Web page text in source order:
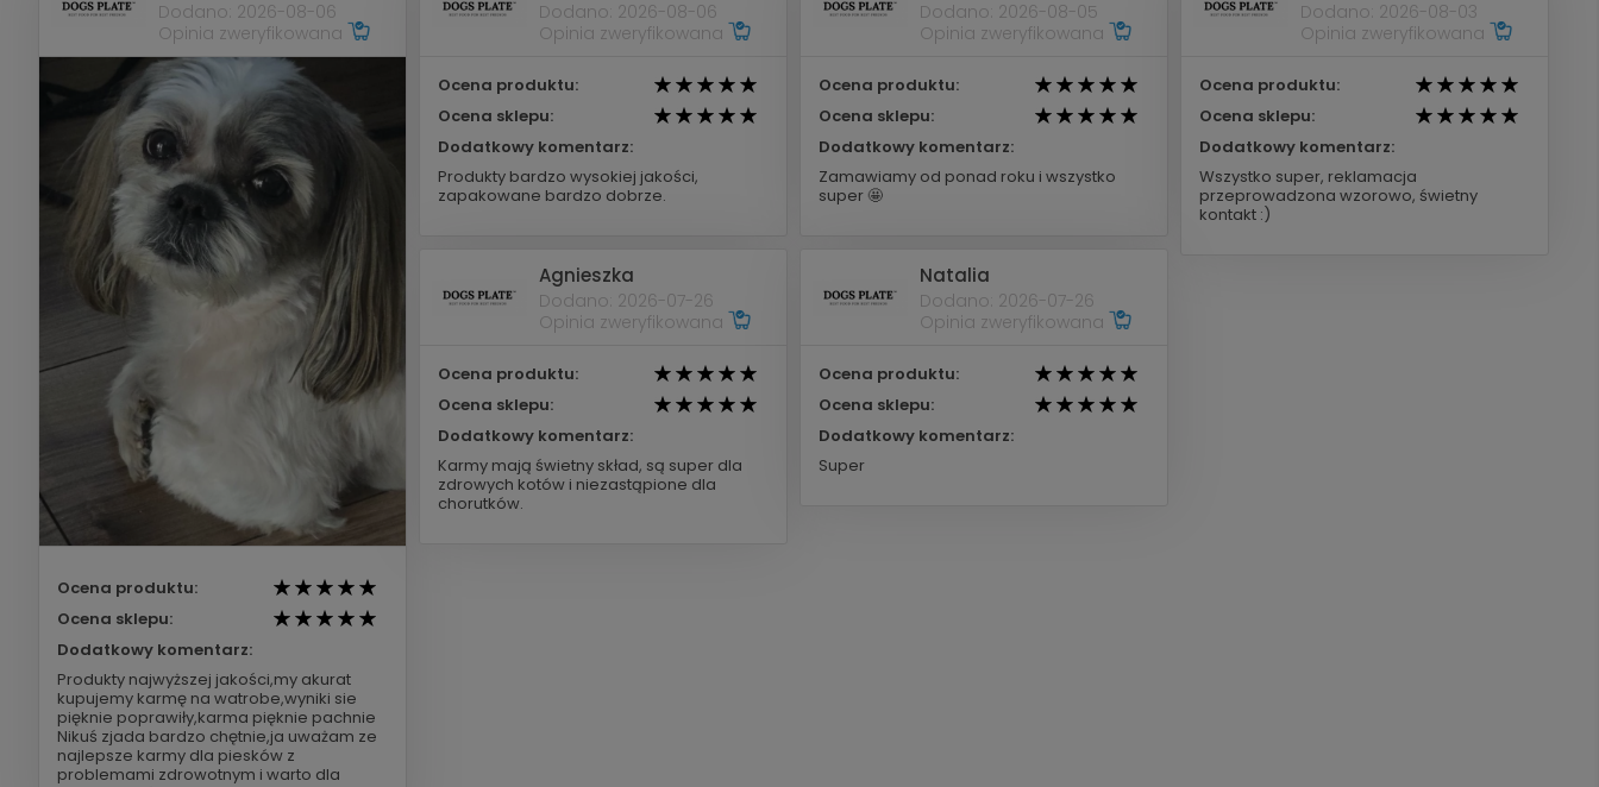
Dodano: 2026-08-06
Opinia zweryfikowana
Ocena produktu:
Ocena sklepu:
Dodatkowy komentarz:
Produkty najwyższej jakości,my akurat
kupujemy karmę na watrobe,wyniki sie
pięknie poprawiły,karma pięknie pachnie
Nikuś zjada bardzo chętnie,ja uważam ze
najlepsze karmy dla piesków z
problemami zdrowotnym i warto dla
Dodano: 2026-08-06
Opinia zweryfikowana
Ocena produktu:
Ocena sklepu:
Dodatkowy komentarz:
Produkty bardzo wysokiej jakości,
zapakowane bardzo dobrze.
Dodano: 2026-08-05
Opinia zweryfikowana
Ocena produktu:
Ocena sklepu:
Dodatkowy komentarz:
Zamawiamy od ponad roku i wszystko
super 🤩
Dodano: 2026-08-03
Opinia zweryfikowana
Ocena produktu:
Ocena sklepu:
Dodatkowy komentarz:
Wszystko super, reklamacja
przeprowadzona wzorowo, świetny
kontakt :)
Agnieszka
Dodano: 2026-07-26
Opinia zweryfikowana
Ocena produktu:
Ocena sklepu:
Dodatkowy komentarz:
Karmy mają świetny skład, są super dla
zdrowych kotów i niezastąpione dla
chorutków.
Natalia
Dodano: 2026-07-26
Opinia zweryfikowana
Ocena produktu:
Ocena sklepu:
Dodatkowy komentarz:
Super